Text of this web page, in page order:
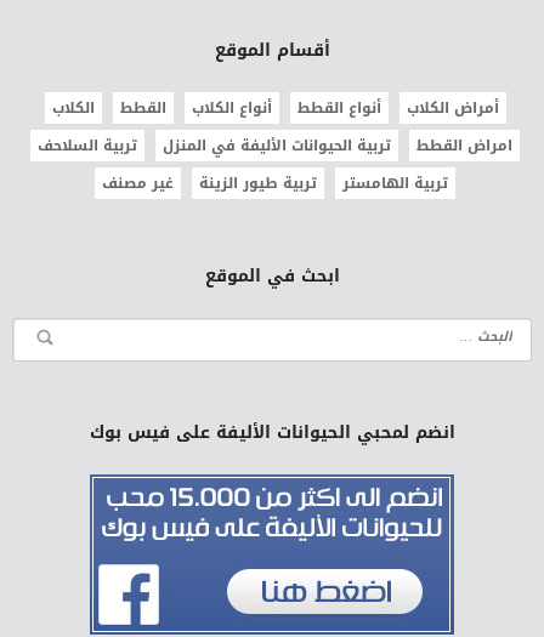
أقسام الموقع
أمراض الكلاب أنواع القطط أنواع الكلاب القطط
الكلاب
امراض القطط
تربية الحيوانات الأليفة في المنزل
تربية السلاحف
تربية الهامستر
تربية طيور الزينة غير مصنف
ابحث في الموقع
انضم لمحبي الحيوانات الأليفة على فيس بوك